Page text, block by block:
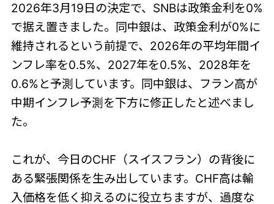
2026年3月19日の決定で、SNBは政策金利を0%
で据え置きました。同中銀は、政策金利が0%に
維持されるという前提で、2026年の平均年間イ
ンフレ率を0.5%、2027年を0.5%、2028年を
0.6%と予測しています。同中銀は、フラン高が
中期インフレ予測を下方に修正したと述べまし
た。
これが、今日のCHF（スイスフラン）の背後に
ある緊張関係を生み出しています。CHF高は輸
入価格を低く抑えるのに役立ちますが、過度な